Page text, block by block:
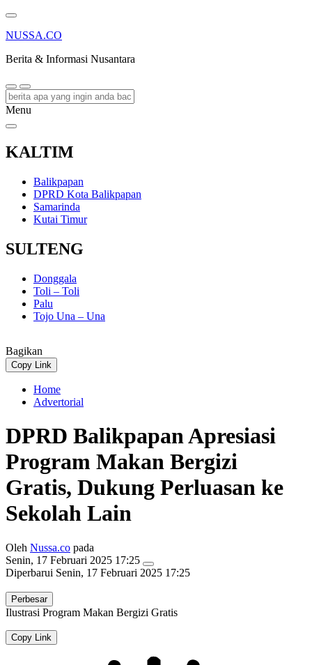
NUSSA.CO
Berita & Informasi Nusantara
Menu
KALTIM
Balikpapan
DPRD Kota Balikpapan
Samarinda
Kutai Timur
SULTENG
Donggala
Toli – Toli
Palu
Tojo Una – Una
Bagikan
Copy Link
Home
Advertorial
DPRD Balikpapan Apresiasi
Program Makan Bergizi
Gratis, Dukung Perluasan ke
Sekolah Lain
Oleh Nussa.co pada
Senin, 17 Februari 2025 17:25
Diperbarui Senin, 17 Februari 2025 17:25
Perbesar
Ilustrasi Program Makan Bergizi Gratis
Copy Link